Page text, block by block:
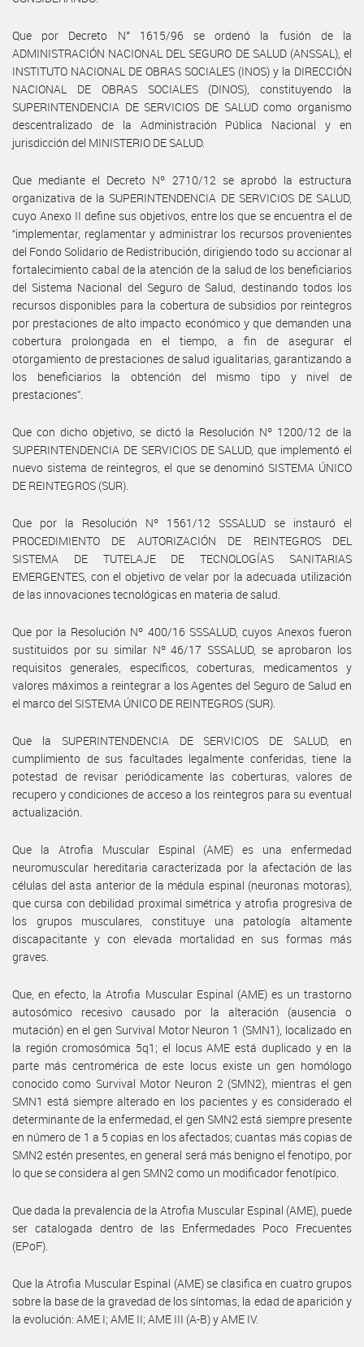
Que por Decreto N° 1615/96 se ordenó la fusión de la
ADMINISTRACIÓN NACIONAL DEL SEGURO DE SALUD (ANSSAL), el
INSTITUTO NACIONAL DE OBRAS SOCIALES (INOS) y la DIRECCIÓN
NACIONAL DE OBRAS SOCIALES (DINOS), constituyendo la
SUPERINTENDENCIA DE SERVICIOS DE SALUD como organismo
descentralizado de la Administración Pública Nacional y en
jurisdicción del MINISTERIO DE SALUD.
Que mediante el Decreto Nº 2710/12 se aprobó la estructura
organizativa de la SUPERINTENDENCIA DE SERVICIOS DE SALUD,
cuyo Anexo II define sus objetivos, entre los que se encuentra el de
“implementar, reglamentar y administrar los recursos provenientes
del Fondo Solidario de Redistribución, dirigiendo todo su accionar al
fortalecimiento cabal de la atención de la salud de los beneficiarios
del Sistema Nacional del Seguro de Salud, destinando todos los
recursos disponibles para la cobertura de subsidios por reintegros
por prestaciones de alto impacto económico y que demanden una
cobertura prolongada en el tiempo, a fin de asegurar el
otorgamiento de prestaciones de salud igualitarias, garantizando a
los beneficiarios la obtención del mismo tipo y nivel de
prestaciones”.
Que con dicho objetivo, se dictó la Resolución Nº 1200/12 de la
SUPERINTENDENCIA DE SERVICIOS DE SALUD, que implementó el
nuevo sistema de reintegros, el que se denominó SISTEMA ÚNICO
DE REINTEGROS (SUR).
Que por la Resolución Nº 1561/12 SSSALUD se instauró el
PROCEDIMIENTO DE AUTORIZACIÓN DE REINTEGROS DEL
SISTEMA DE TUTELAJE DE TECNOLOGÍAS SANITARIAS
EMERGENTES, con el objetivo de velar por la adecuada utilización
de las innovaciones tecnológicas en materia de salud.
Que por la Resolución Nº 400/16 SSSALUD, cuyos Anexos fueron
sustituidos por su similar Nº 46/17 SSSALUD, se aprobaron los
requisitos generales, específicos, coberturas, medicamentos y
valores máximos a reintegrar a los Agentes del Seguro de Salud en
el marco del SISTEMA ÚNICO DE REINTEGROS (SUR).
Que la SUPERINTENDENCIA DE SERVICIOS DE SALUD, en
cumplimiento de sus facultades legalmente conferidas, tiene la
potestad de revisar periódicamente las coberturas, valores de
recupero y condiciones de acceso a los reintegros para su eventual
actualización.
Que la Atrofia Muscular Espinal (AME) es una enfermedad
neuromuscular hereditaria caracterizada por la afectación de las
células del asta anterior de la médula espinal (neuronas motoras),
que cursa con debilidad proximal simétrica y atrofia progresiva de
los grupos musculares, constituye una patología altamente
discapacitante y con elevada mortalidad en sus formas más
graves.
Que, en efecto, la Atrofia Muscular Espinal (AME) es un trastorno
autosómico recesivo causado por la alteración (ausencia o
mutación) en el gen Survival Motor Neuron 1 (SMN1), localizado en
la región cromosómica 5q1; el locus AME está duplicado y en la
parte más centromérica de este locus existe un gen homólogo
conocido como Survival Motor Neuron 2 (SMN2), mientras el gen
SMN1 está siempre alterado en los pacientes y es considerado el
determinante de la enfermedad, el gen SMN2 está siempre presente
en número de 1 a 5 copias en los afectados; cuantas más copias de
SMN2 estén presentes, en general será más benigno el fenotipo, por
lo que se considera al gen SMN2 como un modificador fenotípico.
Que dada la prevalencia de la Atrofia Muscular Espinal (AME), puede
ser catalogada dentro de las Enfermedades Poco Frecuentes
(EPoF).
Que la Atrofia Muscular Espinal (AME) se clasifica en cuatro grupos
sobre la base de la gravedad de los síntomas, la edad de aparición y
la evolución: AME I; AME II; AME III (A-B) y AME IV.